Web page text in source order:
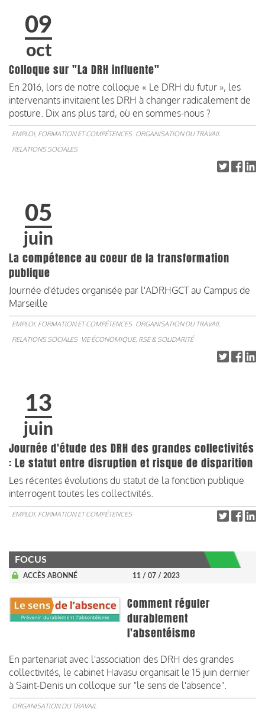
09
oct
Colloque sur "La DRH influente"
En 2016, lors de notre colloque « Le DRH du futur », les
intervenants invitaient les DRH à changer radicalement de
posture. Dix ans plus tard, où en sommes-nous ?
EMPLOI, FORMATION ET COMPÉTENCES ORGANISATION DU TRAVAIL
RELATIONS SOCIALES
05
juin
La compétence au coeur de la transformation
publique
Journée d'études organisée par l'ADRHGCT au Campus de
Marseille
EMPLOI, FORMATION ET COMPÉTENCES ORGANISATION DU TRAVAIL
RELATIONS SOCIALES VIE ÉCONOMIQUE, RSE & SOLIDARITÉ
13
juin
Journée d'étude des DRH des grandes collectivités
: Le statut entre disruption et risque de disparition
Les récentes évolutions du statut de la fonction publique
interrogent toutes les collectivités.
EMPLOI, FORMATION ET COMPÉTENCES
FOCUS
ACCÈS ABONNÉ 11 / 07 / 2023
Comment réguler
durablement
l'absentéisme
En partenariat avec l'association des DRH des grandes
collectivités, le cabinet Havasu organisait le 15 juin dernier
à Saint-Denis un colloque sur "le sens de l'absence".
ORGANISATION DU TRAVAIL